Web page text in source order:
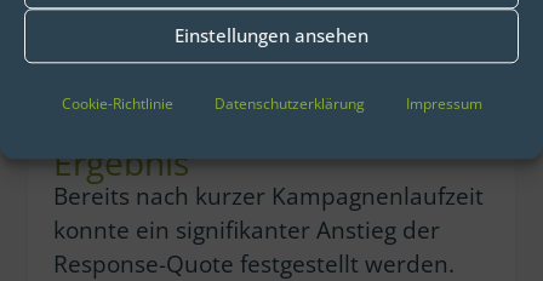
Einstellungen ansehen
Cookie-Richtlinie Datenschutzerklärung Impressum
Vertriebsaktivitäten erhöhen das
Ertragspotenzial, senken Kosten und
Ergebnis
Bereits nach kurzer Kampagnenlaufzeit
konnte ein signifikanter Anstieg der
Response-Quote festgestellt werden.